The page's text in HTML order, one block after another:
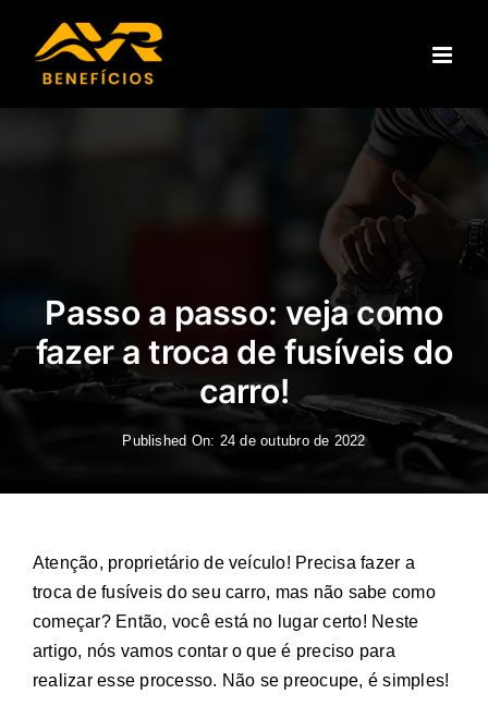
Passo a passo: veja como
fazer a troca de fusíveis do
carro!
Published On: 24 de outubro de 2022
Atenção, proprietário de veículo! Precisa fazer a
troca de fusíveis do seu carro, mas não sabe como
começar? Então, você está no lugar certo! Neste
artigo, nós vamos contar o que é preciso para
realizar esse processo. Não se preocupe, é simples!